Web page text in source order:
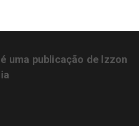
uma publicação de Izzon